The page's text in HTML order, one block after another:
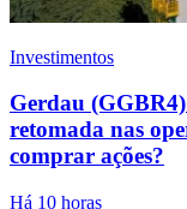
Investimentos
Gerdau
retomada nas
comprar ações?
Há 10 horas